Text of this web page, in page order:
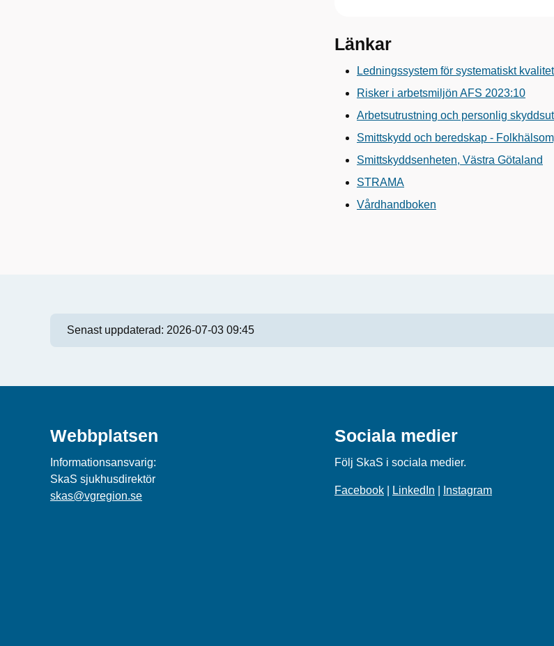
Länkar
Ledningssystem för systematiskt
Risker i arbetsmiljön AFS 2023:10
Arbetsutrustning och personlig
Smittskydd och beredskap -
Smittskyddsenheten, Västra Götaland
STRAMA
Vårdhandboken
Senast uppdaterad: 2026-07-03 09:45
Webbplatsen
Informationsansvarig:
SkaS sjukhusdirektör
skas@vgregion.se
Sociala medier
Följ SkaS i sociala medier.
Facebook LinkedIn Instagram